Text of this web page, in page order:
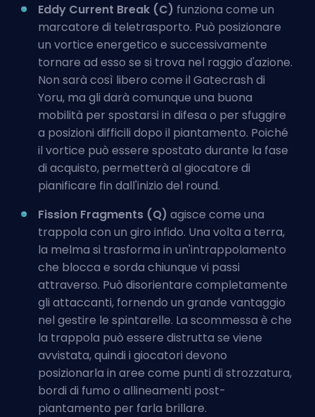
Eddy Current Break (C) funziona come un
marcatore di teletrasporto. Può posizionare
un vortice energetico e successivamente
tornare ad esso se si trova nel raggio d'azione.
Non sarà così libero come il Gatecrash di
Yoru, ma gli darà comunque una buona
mobilità per spostarsi in difesa o per sfuggire
a posizioni difficili dopo il piantamento. Poiché
il vortice può essere spostato durante la fase
di acquisto, permetterà al giocatore di
pianificare fin dall'inizio del round.
Fission Fragments (Q) agisce come una
trappola con un giro infido. Una volta a terra,
la melma si trasforma in un'intrappolamento
che blocca e sorda chiunque vi passi
attraverso. Può disorientare completamente
gli attaccanti, fornendo un grande vantaggio
nel gestire le spintarelle. La scommessa è che
la trappola può essere distrutta se viene
avvistata, quindi i giocatori devono
posizionarla in aree come punti di strozzatura,
bordi di fumo o allineamenti post-
piantamento per farla brillare.